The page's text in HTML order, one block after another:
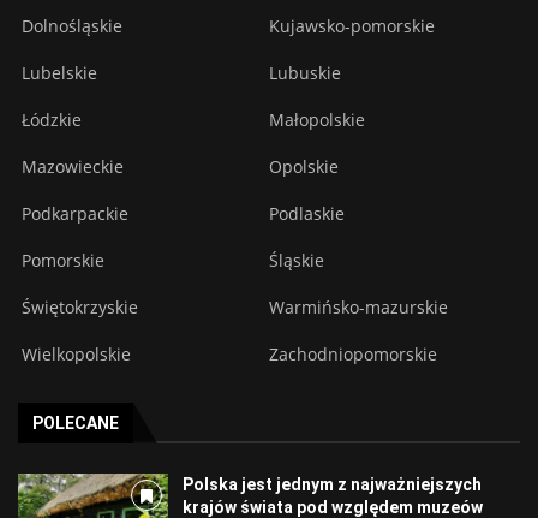
Dolnośląskie Kujawsko-pomorskie
Lubelskie Lubuskie
Łódzkie Małopolskie
Mazowieckie Opolskie
Podkarpackie Podlaskie
Pomorskie Śląskie
Świętokrzyskie Warmińsko-mazurskie
Wielkopolskie Zachodniopomorskie
POLECANE
Polska jest jednym z najważniejszych
krajów świata pod względem muzeów